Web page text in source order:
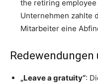
the retiring employee
Unternehmen zahlte
Mitarbeiter eine
Redewendungen
„Leave a gratuity“: